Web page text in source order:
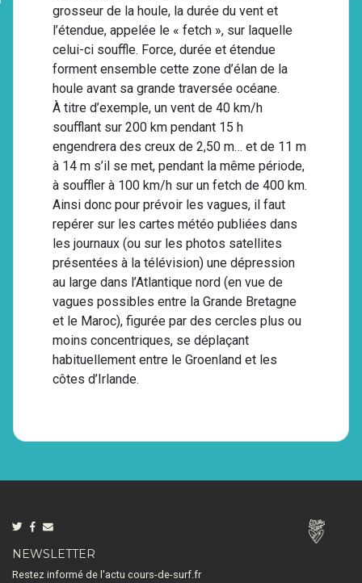
grosseur de la houle, la durée du vent et
l’étendue, appelée le « fetch », sur laquelle
celui-ci souffle. Force, durée et étendue
forment ensemble cette zone d’élan de la
houle avant sa grande traversée océane.
À titre d’exemple, un vent de 40 km/h
soufflant sur 200 km pendant 15 h
engendrera des creux de 2,50 m… et de 11 m
à 14 m s’il se met, pendant la même période,
à souffler à 100 km/h sur un fetch de 400 km.
Ainsi donc pour prévoir les vagues, il faut
repérer sur les cartes météo publiées dans
les journaux (ou sur les photos satellites
présentées à la télévision) une dépression
au large dans l’Atlantique nord (en vue de
vagues possibles entre la Grande Bretagne
et le Maroc), figurée par des cercles plus ou
moins concentriques, se déplaçant
habituellement entre le Groenland et les
côtes d’Irlande.
NEWSLETTER
Restez informé de l'actu cours-de-surf.fr